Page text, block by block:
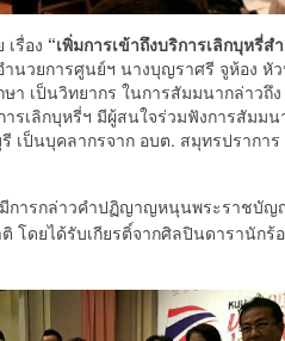
รื่อง “เพิ่มการเข้าถึงบริการเลิกบุหรี่ส
นวยการศูนย์ฯ นางบุญราศรี จูห้อง หั
เป็นวิทยากร ในการสัมมนากล่าวถึง
รเลิกบุหรี่ฯ มีผู้สนใจร่วมฟังการสัมมน
เป็นบุคลากรจาก อบต. สมุทรปราการ
มีการกล่าวคำปฏิญาญหนุนพระราชบั
ดยได้รับเกียรติ์จากศิลปินดารานักร้